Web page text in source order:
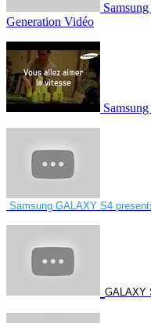
Generation Vidéo
Samsung GALAXY S4
GALAXY